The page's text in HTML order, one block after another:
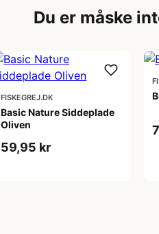
Du er måske
FISKEGREJ.DK
Basic Nature Siddeplade
Oliven
59,95 kr